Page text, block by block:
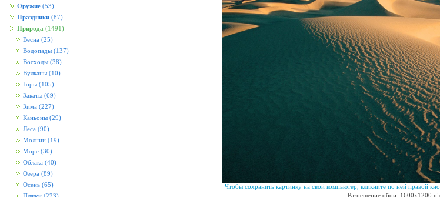
Оружие (53)
Праздники (87)
Природа (1491)
Весна (25)
Водопады (137)
Восходы (38)
Вулканы (10)
Горы (105)
Закаты (69)
Зима (227)
Каньоны (29)
Леса (90)
Молнии (19)
Море (30)
Облака (40)
Озера (89)
Осень (65)
Чтобы сохранить картинку на свой компьютер, кликните по ней правой
Разрешение обои: 1600x1200